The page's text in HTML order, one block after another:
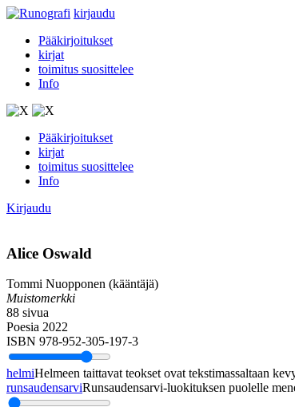
kirjaudu
Pääkirjoitukset
kirjat
toimitus suosittelee
Info
Pääkirjoitukset
kirjat
toimitus suosittelee
Info
Kirjaudu
Alice Oswald
Tommi Nuopponen (kääntäjä)
Muistomerkki
88 sivua
Poesia 2022
ISBN 978-952-305-197-3
helmiHelmeen taittavat teokset ovat tekstimassaltaan
runsaudensarviRunsaudensarvi-luokituksen puolelle